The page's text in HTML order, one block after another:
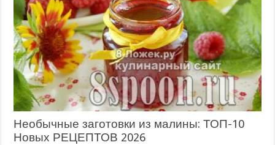
Необычные заготовки из малины: ТОП-10
Новых РЕЦЕПТОВ 2026